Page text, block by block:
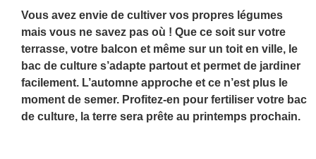
Vous avez envie de cultiver vos propres légumes
mais vous ne savez pas où ! Que ce soit sur votre
terrasse, votre balcon et même sur un toit en ville, le
bac de culture s’adapte partout et permet de jardiner
facilement. L’automne approche et ce n’est plus le
moment de semer. Profitez-en pour fertiliser votre bac
de culture, la terre sera prête au printemps prochain.